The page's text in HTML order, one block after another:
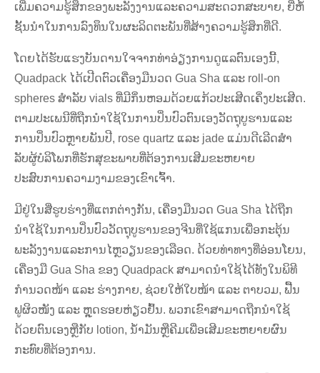
ເພີ່ມຄວາມຮູ້ສຶກຂອງພະລັງງານແລະຄວາມສະດວກສະບາຍ, ຍີ່ຫໍ້
ຊັ້ນນໍາໃນການລົງທຶນໃນຜະລິດຕະພັນທີ່ສ້າງຄວາມຮູ້ສຶກທີ່ດີ.
ໂດຍໄດ້ຮັບແຮງບັນດານໃຈຈາກທ່າອ່ຽງການດູແລຕົນເອງນີ້,
Quadpack ໄດ້ເປີດຕົວເຄື່ອງມືນວດ Gua Sha ແລະ roll-on
spheres ສໍາລັບ vials ທີ່ມີກິ່ນຫອມດ້ວຍແກ້ວປະເສີດເຄິ່ງປະເສີດ.
ຕາມປະເພນີທີ່ຖືກນໍາໃຊ້ໃນການປິ່ນປົວຕົນເອງວັດຖຸບູຮານແລະ
ການປິ່ນປົວຫຼາຍພັນປີ, rose quartz ແລະ jade ແມ່ນດີເລີດສໍາ
ລັບຜູ້ບໍລິໂພກທີ່ຮັກສຸຂະພາບທີ່ຕ້ອງການເສີມຂະຫຍາຍ
ປະສົບການຄວາມງາມຂອງເຂົາເຈົ້າ.
ມີຢູ່ໃນສີ່ຮູບຮ່າງທີ່ແຕກຕ່າງກັນ, ເຄື່ອງມືນວດ Gua Sha ໄດ້ຖືກ
ນໍາໃຊ້ໃນການປິ່ນປົວວັດຖຸບູຮານຂອງຈີນທີ່ໃຊ້ແກນເພື່ອກະຕຸ້ນ
ພະລັງງານແລະການໄຫຼວຽນຂອງເລືອດ. ດ້ວຍທ່າທາງທີ່ອ່ອນໂຍນ,
ເຄື່ອງມື Gua Sha ຂອງ Quadpack ສາມາດນຳໃຊ້ໄດ້ທັງໃນພິທີ
ກຳນວດໜ້າ ແລະ ຮ່າງກາຍ, ຊ່ວຍໃຫ້ໃບໜ້າ ແລະ ຕາບວມ, ຟື້ນ
ຟູຜິວໜັງ ແລະ ຫຼຸດຮອຍຫ່ຽວຢົ້ນ. ພວກເຂົາສາມາດຖືກນໍາໃຊ້
ດ້ວຍຕົນເອງຫຼືກັບ lotion, ນ້ໍາມັນຫຼືຄີມເພື່ອເສີມຂະຫຍາຍຜົນ
ກະທົບທີ່ຕ້ອງການ.